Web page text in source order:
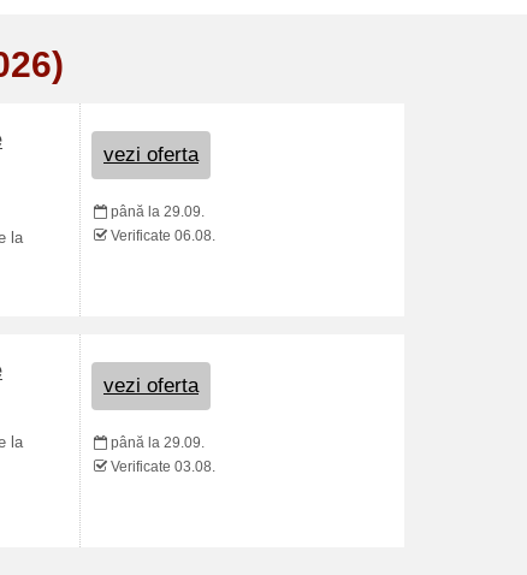
la
vezi oferta
până la 29.09.
Verificate 06.08.
la
vezi oferta
până la 29.09.
Verificate 03.08.